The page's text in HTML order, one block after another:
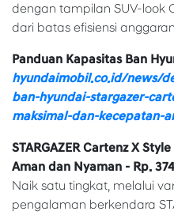
dengan tampilan SUV-look
dari batas efisiensi
Panduan Kapasitas Ban
hyundaimobil.co.id/news/
ban-hyundai-stargazer-
maksimal-dan-kecepatan-
STARGAZER Cartenz X
Aman dan Nyaman - Rp.
Naik satu tingkat, melalui
pengalaman berkendara